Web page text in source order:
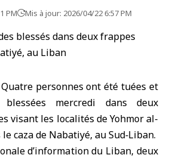
PM Mis à jour: 2026/04/22 6:57 PM
Quatre personnes ont été tuées et
mercredi dans deux
visant les localités de Yohmor al-
caza de Nabatiyé, au Sud‑Liban.
d’information du Liban, deux